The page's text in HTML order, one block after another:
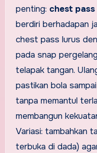
penting: chest
berdiri berhadapan
chest pass lurus
pada snap
telapak tangan.
pastikan bola
tanpa memantul
membangun
Variasi: tambahkan
terbuka di dada)